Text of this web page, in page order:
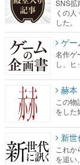
SNS拡
くの
した。
ゲー
名作ゲ
し、ヒ
赫本
この
をした
新世
これ
を追い